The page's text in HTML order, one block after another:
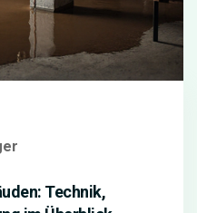
Technik,